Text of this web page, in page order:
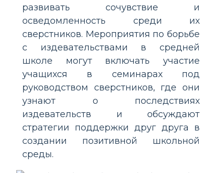
развивать сочувствие и
осведомленность среди их
сверстников. Мероприятия по борьбе
с издевательствами в средней
школе могут включать участие
учащихся в семинарах под
руководством сверстников, где они
узнают о последствиях
издевательств и обсуждают
стратегии поддержки друг друга в
создании позитивной школьной
среды.